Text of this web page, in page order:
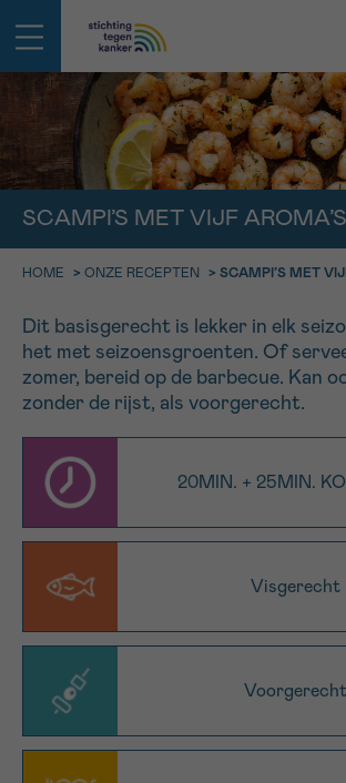
SCAMPI’S MET VIJF AROMA’S
HOME > ONZE RECEPTEN > SCAMPI’S MET
Dit basisgerecht is lekker in elk
het met seizoensgroenten. Of
zomer, bereid op de barbecue. Kan
zonder de rijst, als voorgerecht.
20MIN. + 25MIN.
Visgerecht
Voorgerecht
EMAIL
VOORNAAM
IN DE STRIJD TEGEN
JE NIET ALLEEN
Professionele medewerkers
Contacteer ons gratis
Bel ons op 0800 15 802
ma-vrij 9u tot 18u
Via ons
contactformulier
Ik wil graag opgebeld worden
Meer weten over Kankerinfo
geen enkele diagnose
TERUG
NAAM
VOORNAAM
EMAIL
TERUG
KIES DE TIJDSSPANNE VAN JE AFSPRAAK
9h-11h
11h-13h
13h-16h
16h-18h